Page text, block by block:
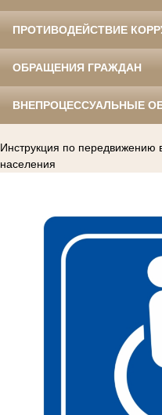
ПРОТИВОДЕЙСТВИЕ
ОБРАЩЕНИЯ ГРАЖДАН
ВНЕПРОЦЕССУАЛЬНЫЕ
Инструкция по передвижению
населения